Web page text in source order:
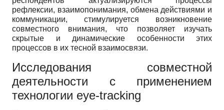
рефлексии, взаимопонимания, обмена действиями и
коммуникации, стимулируется возникновение
совместного внимания, что позволяет изучать
скрытые и динамические особенности этих
процессов в их тесной взаимосвязи.
Исследования совместной
деятельности с применением
технологии eye-tracking